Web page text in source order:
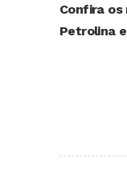
Confira
Petrolina